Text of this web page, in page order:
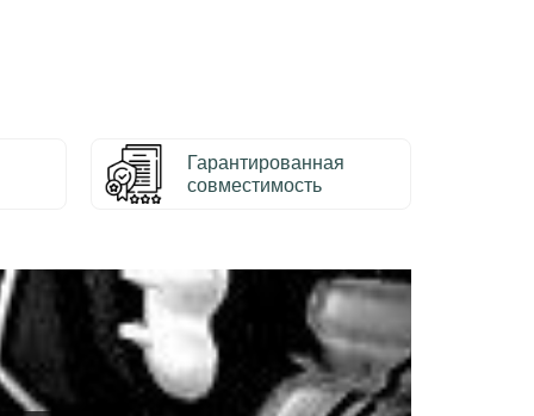
Гарантированная
совместимость